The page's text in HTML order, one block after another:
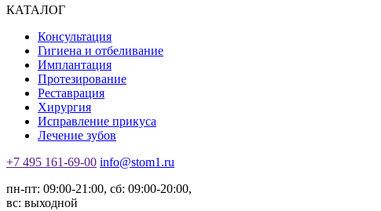
КАТАЛОГ
Консультация
Гигиена и отбеливание
Имплантация
Протезирование
Реставрация
Хирургия
Исправление прикуса
Лечение зубов
+7 495 161-69-00 info@stom1.ru
пн-пт: 09:00-21:00, сб: 09:00-20:00,
вс: выходной